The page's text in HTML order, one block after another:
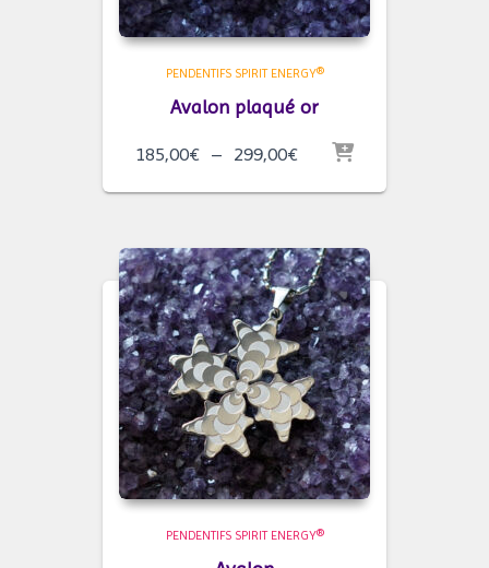
PENDENTIFS SPIRIT ENERGY®
Avalon plaqué or
185,00€ – 299,00€Plage
prix :
à
299,00€
PENDENTIFS SPIRIT ENERGY®